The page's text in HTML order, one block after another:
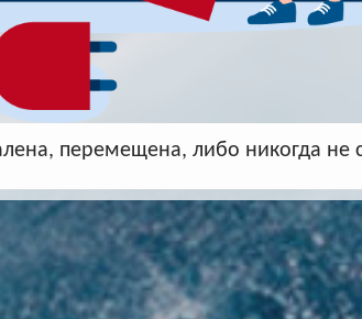
перемещена, либо никогда не